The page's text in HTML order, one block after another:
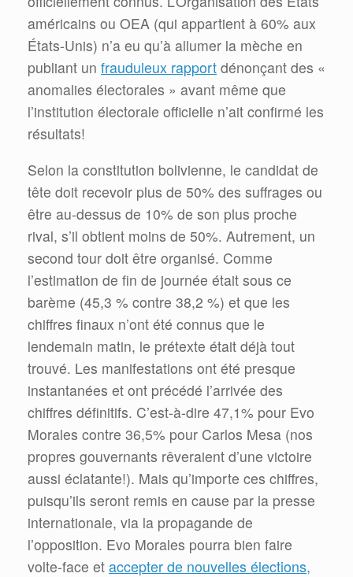
américains ou OEA (qui appartient à 60% aux
États-Unis) n’a eu qu’à allumer la mèche en
publiant un frauduleux rapport dénonçant des «
anomalies électorales » avant même que
l’institution électorale officielle n’ait confirmé les
résultats!
Selon la constitution bolivienne, le candidat de
tête doit recevoir plus de 50% des suffrages ou
être au-dessus de 10% de son plus proche
rival, s’il obtient moins de 50%. Autrement, un
second tour doit être organisé. Comme
l’estimation de fin de journée était sous ce
barème (45,3 % contre 38,2 %) et que les
chiffres finaux n’ont été connus que le
lendemain matin, le prétexte était déjà tout
trouvé. Les manifestations ont été presque
instantanées et ont précédé l’arrivée des
chiffres définitifs. C’est-à-dire 47,1% pour Evo
Morales contre 36,5% pour Carlos Mesa (nos
propres gouvernants rêveraient d’une victoire
aussi éclatante!). Mais qu’importe ces chiffres,
puisqu’ils seront remis en cause par la presse
internationale, via la propagande de
l’opposition. Evo Morales pourra bien faire
volte-face et accepter de nouvelles élections,